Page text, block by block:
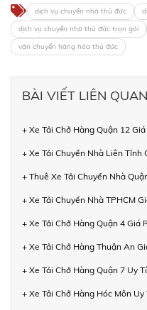
dịch vụ chuyển nhà thủ đức
dịch vụ chuyển nhà thủ đức trọn gói
vận chuyển hàng hóa thủ đức
BÀI VIẾT LIÊN QUAN
+ Xe Tải Chở Hàng Quận 12
+ Xe Tải Chuyển Nhà Liên Tỉnh
+ Thuê Xe Tải Chuyển Nhà
+ Xe Tải Chuyển Nhà TPHCM
+ Xe Tải Chở Hàng Quận 4 Giá
+ Xe Tải Chở Hàng Thuận An
+ Xe Tải Chở Hàng Quận 7 Uy
+ Xe Tải Chở Hàng Hóc Môn